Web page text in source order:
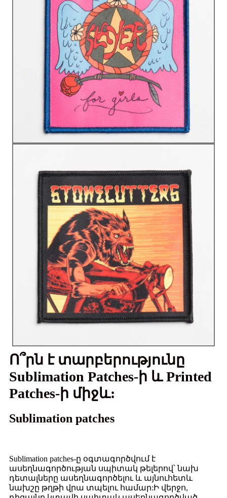
Ո՞րն է տարբերությունը
Sublimation Patches-ի և Printed
Patches-ի միջև:
Sublimation patches
Sublimation patches-ը օգտագործվում է
ասեղնագործության սպիտակ թելերով՝ նախ
դետալները ասեղնագործելու և այնուհետև
նախշը թղթի վրա տպելու համար:Ի վերջո,